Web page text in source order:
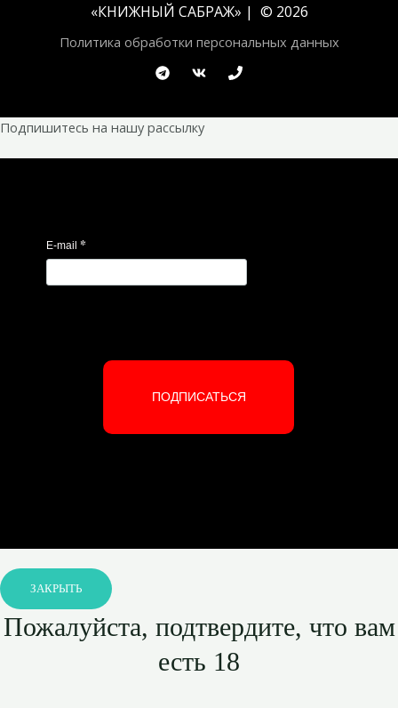
«КНИЖНЫЙ САБРАЖ» | © 2026
Политика обработки персональных данных
Подпишитесь на нашу рассылку
E-mail *
ПОДПИСАТЬСЯ
ЗАКРЫТЬ
Пожалуйста, подтвердите, что вам
есть 18